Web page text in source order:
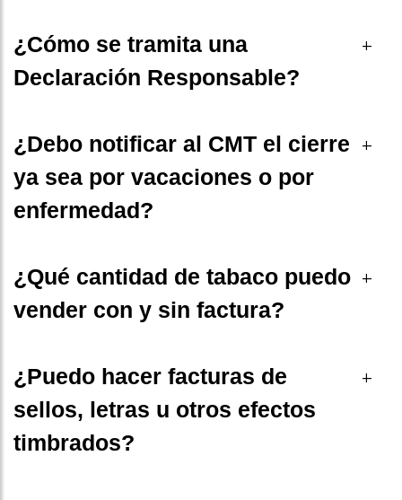
+
¿Cómo se tramita una
Declaración Responsable?
+
¿Debo notificar al CMT el cierre
ya sea por vacaciones o por
enfermedad?
+
¿Qué cantidad de tabaco puedo
vender con y sin factura?
+
¿Puedo hacer facturas de
sellos, letras u otros efectos
timbrados?